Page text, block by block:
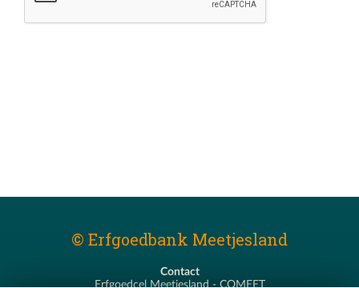
© Erfgoedbank Meetjesland
Contact
Erfgoedcel Meetjesland - COMEET